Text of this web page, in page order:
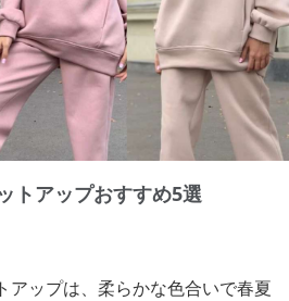
トアップおすすめ5選
アップは、柔らかな色合いで春夏